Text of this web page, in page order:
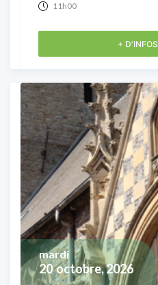
11h00
+ D'INFOS
20 octobre, 2026
mardi